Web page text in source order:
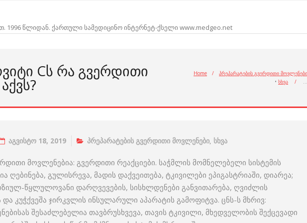
წლიდან. ქართული სამედიცინო ინტერნეტ-ქსელი www.medgeo.net
CᲡ ᲠᲐ ᲒᲕᲔᲠᲓᲘᲗᲘ Home /
პრეპარატების გვერდითი მოვლენები
• სხვა / …
აგვისტო 18, 2019 პრეპარატების გვერდითი მოვლენები, სხვა
მოვლენებია: გვერდითი რეაქციები. საჭმლის მომნელებელი სისტემის
ღებინება, გულისრევა, მადის დაქვეითება, ტკივილები ეპიგასტრიაში, დიარეა;
წყლულოვანი დარღვევების, სისხლდენები განვითარება, ღვიძლის
კუჭქვეშა ჯირკვლის ინსულარული აპარატის გამოფიტვა. ცნს-ს მხრივ:
შესაძლებელია თავბრუსხვევა, თავის ტკივილი, მხედველობის შექცევადი